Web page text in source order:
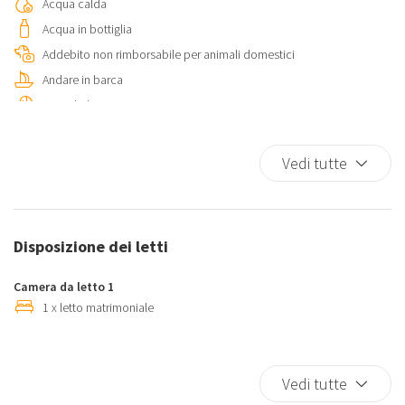
Acqua calda
Acqua in bottiglia
Addebito non rimborsabile per animali domestici
Andare in barca
Animali domestici permessi
Auto non necessaria
Biancheria da letto
Bicchieri
Bidet
Vedi tutte
Disposizione dei letti
Camera da letto 1
1 x letto matrimoniale
Vedi tutte